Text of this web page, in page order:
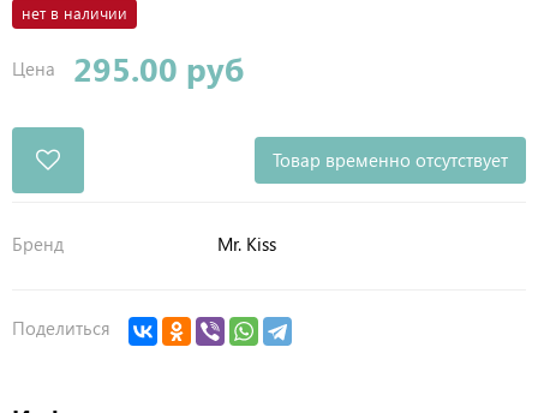
нет в наличии
Цена 295.00 руб
Товар временно отсутствует
Бренд Mr. Kiss
Поделиться